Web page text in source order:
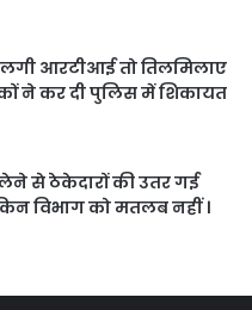
लगी आरटीआई तो तिलमिलाए
ने कर दी पुलिस में शिकायत
से ठेकेदारों की उतर गई
विभाग को मतलब नहीं ।